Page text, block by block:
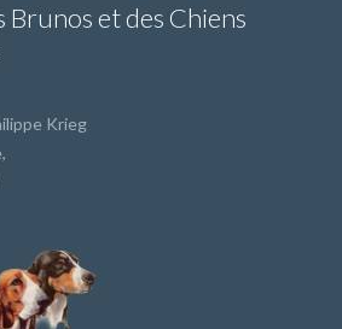
Brunos et des Chiens
Krieg